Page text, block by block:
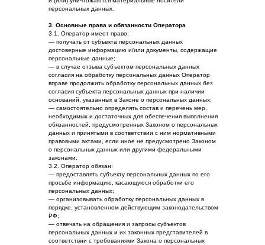
персональных данных.
3. Основные права и обязанности Оператора
3.1. Оператор имеет право:
— получать от субъекта персональных данных
достоверные информацию и/или документы, содержащие
персональные данные;
— в случае отзыва субъектом персональных данных
согласия на обработку персональных данных Оператор
вправе продолжить обработку персональных данных без
согласия субъекта персональных данных при наличии
оснований, указанных в Законе о персональных данных;
— самостоятельно определять состав и перечень мер,
необходимых и достаточных для обеспечения выполнения
обязанностей, предусмотренных Законом о персональных
данных и принятыми в соответствии с ним нормативными
правовыми актами, если иное не предусмотрено Законом
о персональных данных или другими федеральными
законами.
3.2. Оператор обязан:
— предоставлять субъекту персональных данных по его
просьбе информацию, касающуюся обработки его
персональных данных;
— организовывать обработку персональных данных в
порядке, установленном действующим законодательством
РФ;
— отвечать на обращения и запросы субъектов
персональных данных и их законных представителей в
соответствии с требованиями Закона о персональных